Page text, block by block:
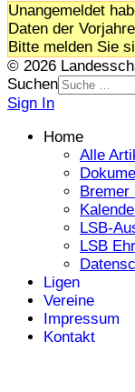
Unangemeldet
Daten der Vorjahre
Bitte melden Sie
© 2026
Suchen
Sign In
Home
Alle
Bremer
LSB-
LSB
Ligen
Vereine
Impressum
Kontakt